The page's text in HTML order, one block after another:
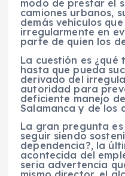
modo de prestar el
camiones urbanos,
demás vehículos
irregularmente en
parte de quien los
La cuestión es
hasta que pueda
derivado del
autoridad para
deficiente manejo
Salamanca y de los
La gran pregunta
seguir siendo
dependencia?, la
acontecida del
seria advertencia